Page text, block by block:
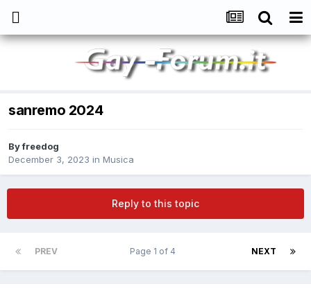
sanremo 2024
Byfreedog
December 3, 2023 in Musica
Reply to this topic
PREV NEXT
Page 1 of 4